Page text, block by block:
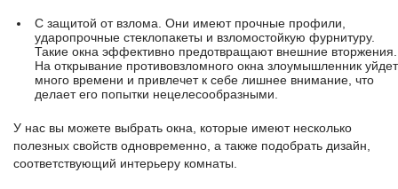
С защитой от взлома. Они имеют прочные профили,
ударопрочные стеклопакеты и взломостойкую фурнитуру.
Такие окна эффективно предотвращают внешние вторжения.
На открывание противовзломного окна злоумышленник уйдет
много времени и привлечет к себе лишнее внимание, что
делает его попытки нецелесообразными.
У нас вы можете выбрать окна, которые имеют несколько
полезных свойств одновременно, а также подобрать дизайн,
соответствующий интерьеру комнаты.